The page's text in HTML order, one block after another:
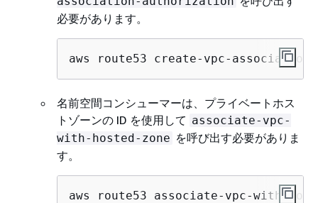
必要があります。
aws route53 create-vpc-
名前空間コンシューマーは、プライベートホス
トゾーンの ID を使用して associate-vpc-
with-hosted-zone を呼び出す必要がありま
す。
aws route53 associate-vpc-with-